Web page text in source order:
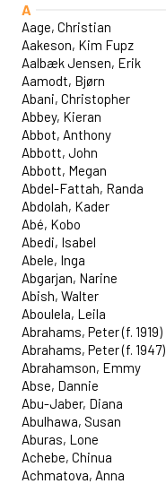
A
Aage, Christian
Aakeson, Kim Fupz
Aalbæk Jensen, Erik
Aamodt, Bjørn
Abani, Christopher
Abbey, Kieran
Abbot, Anthony
Abbott, John
Abbott, Megan
Abdel-Fattah, Randa
Abdolah, Kader
Abé, Kobo
Abedi, Isabel
Abele, Inga
Abgarjan, Narine
Abish, Walter
Aboulela, Leila
Abrahams, Peter (f. 1919)
Abrahams, Peter (f. 1947)
Abrahamson, Emmy
Abse, Dannie
Abu-Jaber, Diana
Abulhawa, Susan
Aburas, Lone
Achebe, Chinua
Achmatova, Anna